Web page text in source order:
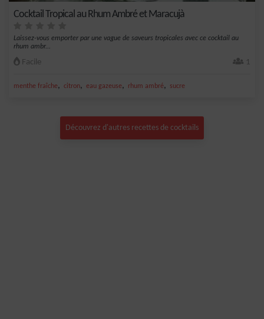
Cocktail Tropical au Rhum Ambré et Maracujà
Laissez-vous emporter par une vague de saveurs tropicales avec ce cocktail au
rhum ambr...
Facile 1
menthe fraîche, citron, eau gazeuse, rhum ambré, sucre
Découvrez d'autres recettes de cocktails